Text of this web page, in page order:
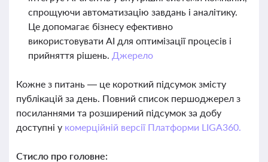
спрощуючи автоматизацію завдань і аналітику.
Це допомагає бізнесу ефективно
використовувати AI для оптимізації процесів і
прийняття рішень. Джерело
Кожне з питань — це короткий підсумок змісту
публікацій за день. Повний список першоджерел з
посиланнями та розширений підсумок за добу
доступні у комерційній версії Платформи LIGA360.
Стисло про головне: